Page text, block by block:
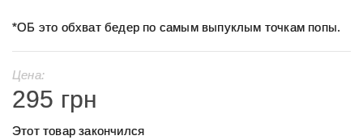
*ОБ это обхват бедер по самым выпуклым точкам попы.
Цена:
295 грн
Этот товар закончился